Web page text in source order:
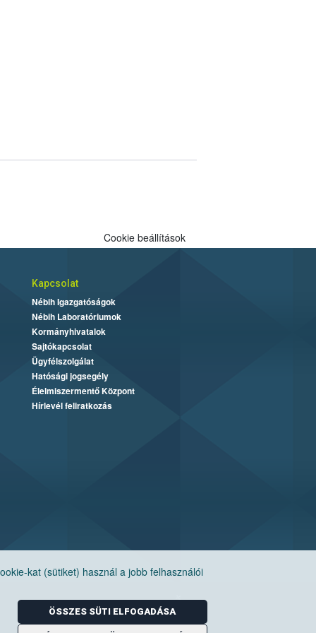
kat (sütiket) használ a jobb felhasználói
ÖSSZES SÜTI ELFOGADÁSA
Cookie beállítások
Kapcsolat
Nébih Igazgatóságok
Nébih Laboratóriumok
Kormányhivatalok
Sajtókapcsolat
Ügyfélszolgálat
Hatósági jogsegély
Élelmiszermentő Központ
Hírlevél feliratkozás